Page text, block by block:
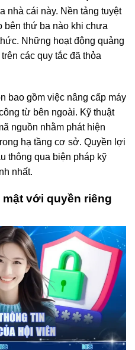
nhà cái này. Nền tảng tuyệt
bên thứ ba nào khi chưa
Những hoạt động quảng
các quy tắc đã thỏa
bao gồm việc nâng cấp máy
từ bên ngoài. Kỹ thuật
nguồn nhằm phát hiện
hạ tầng cơ sở. Quyền lợi
thông qua biện pháp kỹ
nhất.
với quyền riêng